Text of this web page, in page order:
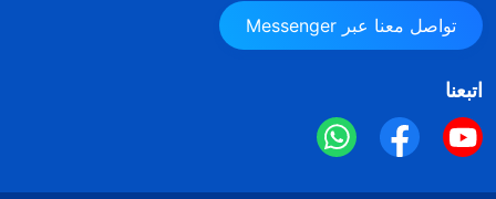
تواصل معنا عبر Messenger
اتبعنا